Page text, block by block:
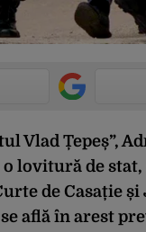
Vlad Țepeș”,
lovitură de
de Casație
află în arest